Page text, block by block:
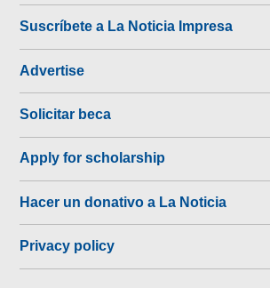
Suscríbete a La Noticia Impresa
Advertise
Solicitar beca
Apply for scholarship
Hacer un donativo a La Noticia
Privacy policy